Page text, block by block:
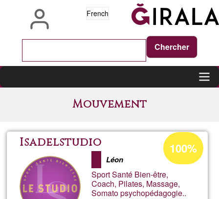
French
navigation
Mouvement
Isadelstudio
Léon
Sport Santé Bien-être,
Coach, Pilates, Massage,
Somato psychopédagogie..
Pourcentage
d'acceptation
de
Ğ1
100%